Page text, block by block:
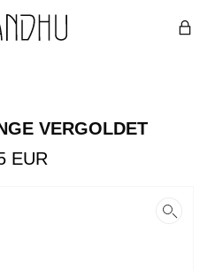
VERGOLDET
EUR